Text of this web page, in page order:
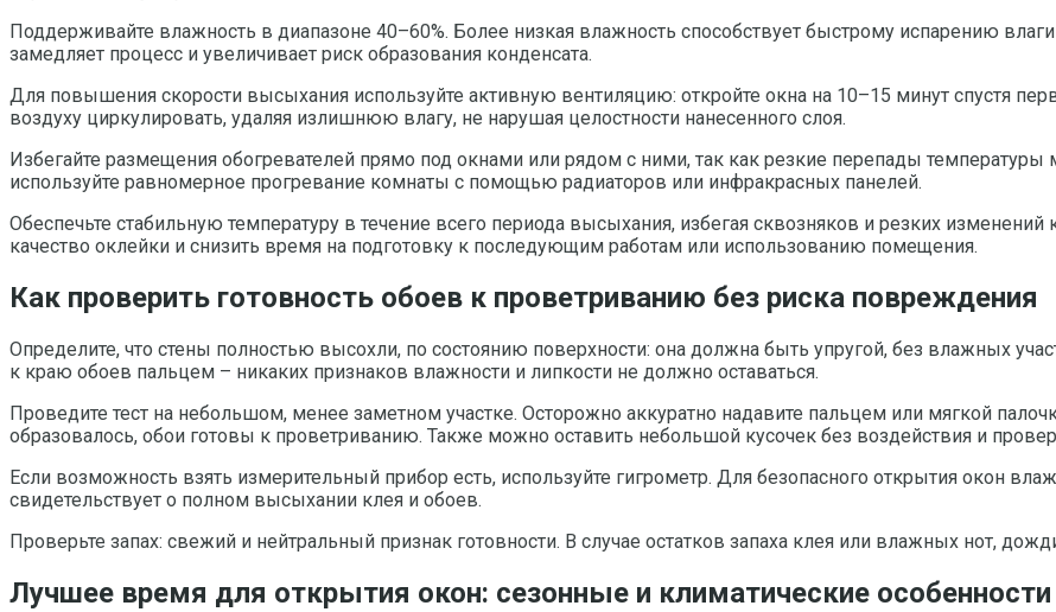
Поддерживайте влажность в диапазоне 40–60%. Более низкая влажность способствует быстрому испарению
замедляет процесс и увеличивает риск образования конденсата.
Для повышения скорости высыхания используйте активную вентиляцию: откройте окна на 10–15 минут спустя
воздуху циркулировать, удаляя излишнюю влагу, не нарушая целостности нанесенного слоя.
Избегайте размещения обогревателей прямо под окнами или рядом с ними, так как резкие перепады
используйте равномерное прогревание комнаты с помощью радиаторов или инфракрасных панелей.
Обеспечьте стабильную температуру в течение всего периода высыхания, избегая сквозняков и резких изменений
качество оклейки и снизить время на подготовку к последующим работам или использованию помещения.
Как проверить готовность обоев к проветриванию без риска повреждения
Определите, что стены полностью высохли, по состоянию поверхности: она должна быть упругой, без влажных
к краю обоев пальцем – никаких признаков влажности и липкости не должно оставаться.
Проведите тест на небольшом, менее заметном участке. Осторожно аккуратно надавите пальцем или мягкой
образовалось, обои готовы к проветриванию. Также можно оставить небольшой кусочек без воздействия и
Если возможность взять измерительный прибор есть, используйте гигрометр. Для безопасного открытия окон
свидетельствует о полном высыхании клея и обоев.
Проверьте запах: свежий и нейтральный признак готовности. В случае остатков запаха клея или влажных нот,
Лучшее время для открытия окон: сезонные и климатические особенности